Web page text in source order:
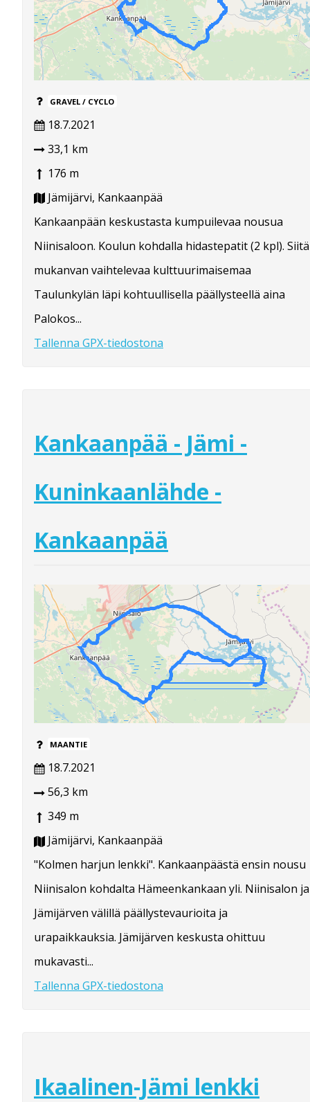
GRAVEL / CYCLO
18.7.2021
33,1 km
176 m
Jämijärvi, Kankaanpää
Kankaanpään keskustasta kumpuilevaa nousua
Niinisaloon. Koulun kohdalla hidastepatit (2 kpl). Siitä
mukanvan vaihtelevaa kulttuurimaisemaa
Taulunkylän läpi kohtuullisella päällysteellä aina
Palokos...
Tallenna GPX-tiedostona
Kankaanpää - Jämi -
Kuninkaanlähde -
Kankaanpää
MAANTIE
18.7.2021
56,3 km
349 m
Jämijärvi, Kankaanpää
"Kolmen harjun lenkki". Kankaanpäästä ensin nousu
Niinisalon kohdalta Hämeenkankaan yli. Niinisalon ja
Jämijärven välillä päällystevaurioita ja
urapaikkauksia. Jämijärven keskusta ohittuu
mukavasti...
Tallenna GPX-tiedostona
Ikaalinen-Jämi lenkki